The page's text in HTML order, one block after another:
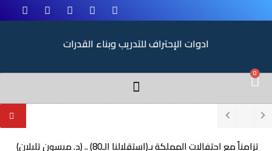
ادوات الإحتراف للتدريب وبناء القدرات
0
تزامناً مع احتفالات المملكة بـ(استقلالنا الـ80) .. (د. ميسون تليلان)